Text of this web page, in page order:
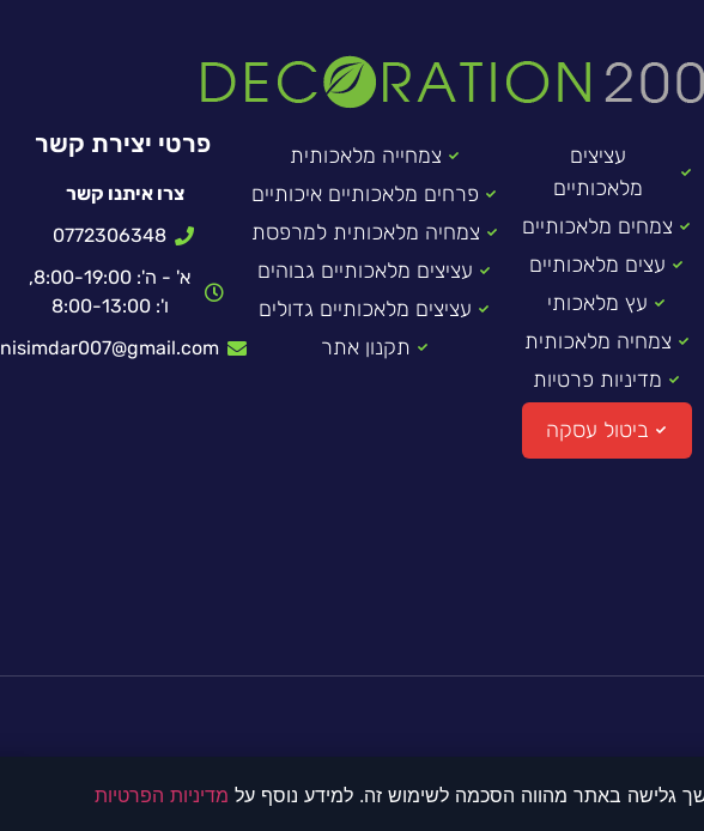
מדיניות הפרטיות
עציצים
מלאכותיים
צמחים מלאכותיים
עצים מלאכותיים
עץ מלאכותי
צמחיה מלאכותית
מדיניות פרטיות
ביטול עסקה
צמחייה מלאכותית
פרחים מלאכותיים איכותיים
צמחיה מלאכותית למרפסת
עציצים מלאכותיים גבוהים
עציצים מלאכותיים גדולים
תקנון אתר
פרטי יצירת קשר
צרו איתנו קשר
0772306348
א' - ה': 8:00-19:00,
ו': 8:00-13:00
nisimdar007@gmail.com
© כל הזכויות שמורות לדקו 2000